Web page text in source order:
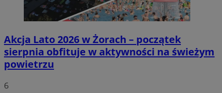
Akcja Lato 2026 w Żorach – początek
sierpnia obfituje w aktywności na świeżym
powietrzu
6